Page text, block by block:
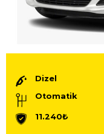
Dizel
Otomatik
11.240₺